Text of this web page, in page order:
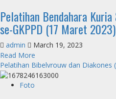
Mile
(15
April
2023)
Pelatihan Bendahara
se-GKPPD (17 Maret 2023)
admin
March 19, 2023
Read More
more
about
Pelatihan Bibelvrouw dan Diakones
Foto